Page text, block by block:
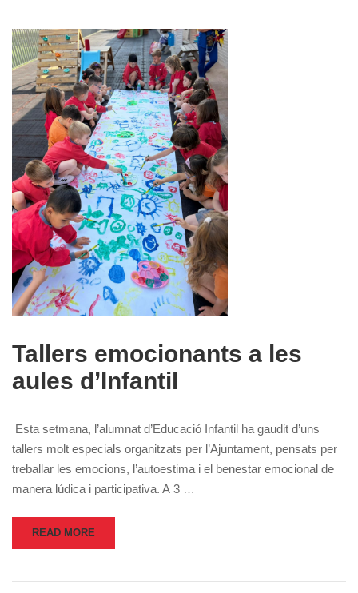
Tallers emocionants a les
aules d’Infantil
Esta setmana, l’alumnat d’Educació Infantil ha gaudit d’uns
tallers molt especials organitzats per l’Ajuntament, pensats per
treballar les emocions, l’autoestima i el benestar emocional de
manera lúdica i participativa. A 3 …
READ MORE